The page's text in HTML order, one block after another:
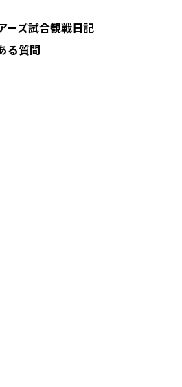
ーズ試合観戦日記
る質問